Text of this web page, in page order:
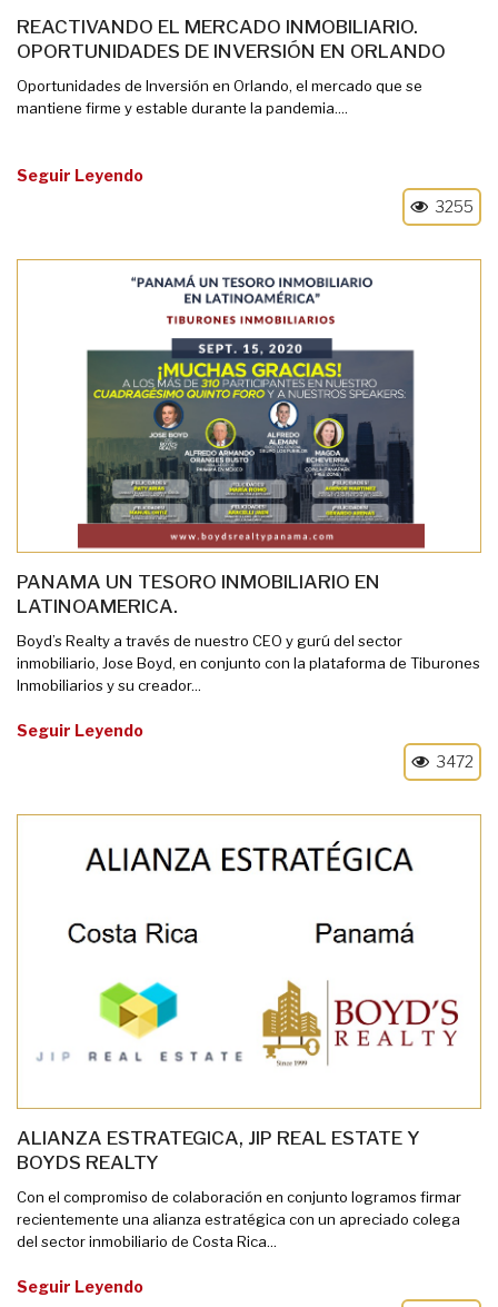
REACTIVANDO EL MERCADO INMOBILIARIO.
OPORTUNIDADES DE INVERSIÓN EN ORLANDO
Oportunidades de Inversión en Orlando, el mercado que se
mantiene firme y estable durante la pandemia....
Seguir Leyendo
3255
PANAMA UN TESORO INMOBILIARIO EN
LATINOAMERICA.
Boyd’s Realty a través de nuestro CEO y gurú del sector
inmobiliario, Jose Boyd, en conjunto con la plataforma de Tiburones
Inmobiliarios y su creador...
Seguir Leyendo
3472
ALIANZA ESTRATEGICA, JIP REAL ESTATE Y
BOYDS REALTY
Con el compromiso de colaboración en conjunto logramos firmar
recientemente una alianza estratégica con un apreciado colega
del sector inmobiliario de Costa Rica...
Seguir Leyendo